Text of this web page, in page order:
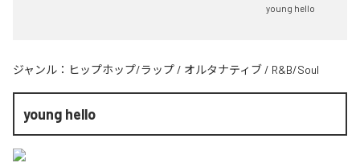
young hello
ジャンル： ヒップホップ/ラップ / オルタナティブ / R&B/Soul
young hello